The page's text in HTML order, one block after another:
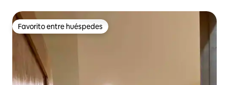
Favorito entre huéspedes
Favorito entre huéspedes